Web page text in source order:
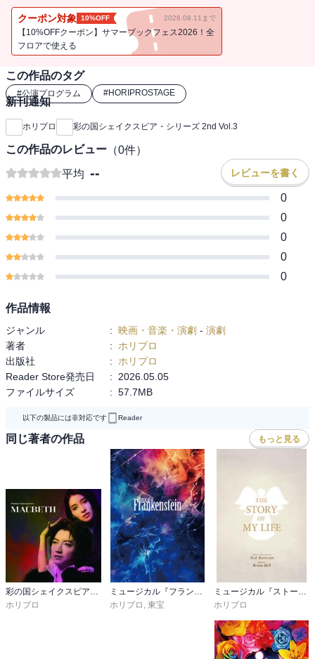
イクスピア作品に挑むのは、2013年『マクベス』以来2度目。劇作家
としての視点を生かし、新たな『リア王』像を提示する。
吉田がシェイクスピア作品で主演を務めるのは9年ぶり。前シリーズ
に、07年『オセロー』、11年『アントニーとクレオパトラ』、13年
『ヘンリー四世』で主演。17年『アテネのタイモン』では、蜷川幸
雄から芸術監督のバトンを引き継ぎ、演出と主演を兼任した。
吉田と共に本作に挑む共演者にも、精鋭キャストが集結。
25年『マクベス』で鮮烈な印象を残した藤原竜也が、義弟の陰謀に
より追放されるエドガー役を、前シリーズ『終わりよければすべて
よし』でヒロインを務めた石原さとみが、初挑戦の役柄となる長女
ゴネリル役を演じる。次女リーガン役に松岡依都美、私生児エドマ
ンド役に矢崎 広、末娘コーディーリア役に吉田美月喜、忠臣ケント
伯爵役に山内圭哉、同じく忠臣グロスター伯爵役に山西 惇など、演
刻む新たな歴史が幕を開ける。
ラムです。
演出・長塚圭史×主演・吉田鋼太郎の対談、
稽古場の雰囲気が伝わってくる座談会や稽古場写真の数々、
作品をよりお楽しみいただくための寄稿やコラムまで、読み応えた
っぷりの一冊。
【埼玉公演】彩の国さいたま芸術劇場大ホール
【宮城公演】仙台銀行ホール イズミティ21 大ホール
【愛知公演】愛知県芸術劇場 大ホール
【大阪公演】梅田芸術劇場 シアター・ドラマシティ
【岡山公演】岡山芸術創造劇場 ハレノワ 大劇場
出演：
吉田鋼太郎〈リア〉
石原さとみ〈ゴネリル〉
松岡依都美〈リーガン〉
矢崎 広〈エドマンド〉
吉田美月喜〈コーディーリア〉
クーポン対象 10%OFF 2026.08.11まで
【10%OFFクーポン】サマーブックフェス2026！全
フロアで使える
この作品のタグ
#公演プログラム #HORIPROSTAGE
新刊通知
ホリプロ 彩の国シェイクスピア・シリーズ 2nd Vol.3
この作品のレビュー （0件）
平均 -- レビューを書く
0
0
0
0
0
作品情報
ジャンル : 映画・音楽・演劇 - 演劇
著者
:
ホリプロ
出版社
:
ホリプロ
Reader Store発売日
:
2026.05.05
ファイルサイズ
: 57.7MB
以下の製品には非対応です Reader
同じ著者の作品 もっと見る
彩の国シェイクスピア・シリーズ2nd Vol.２『マクベス』公演プログラム
ホリプロ
ミュージカル『フランケンシュタイン』公演プログラム
ホリプロ , 東宝
ミュージカル『ストーリー・オブ・マイ・ライフ』公演プログラム
ホリプロ